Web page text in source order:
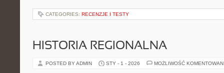
CATEGORIES: RECENZJE I TESTY
HISTORIA REGIONALNA
POSTED BY ADMIN STY - 1 - 2026 MOŻLIWOŚĆ